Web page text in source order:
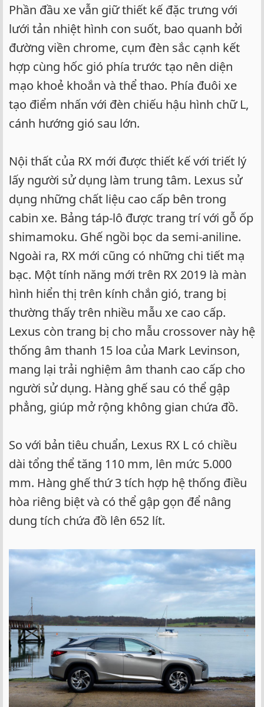
Phần đầu xe vẫn giữ thiết kế đặc trưng với
lưới tản nhiệt hình con suốt, bao quanh bởi
đường viền chrome, cụm đèn sắc cạnh kết
hợp cùng hốc gió phía trước tạo nên diện
mạo khoẻ khoắn và thể thao. Phía đuôi xe
tạo điểm nhấn với đèn chiếu hậu hình chữ L,
cánh hướng gió sau lớn.
Nội thất của RX mới được thiết kế với triết lý
lấy người sử dụng làm trung tâm. Lexus sử
dụng những chất liệu cao cấp bên trong
cabin xe. Bảng táp-lô được trang trí với gỗ ốp
shimamoku. Ghế ngồi bọc da semi-aniline.
Ngoài ra, RX mới cũng có những chi tiết mạ
bạc. Một tính năng mới trên RX 2019 là màn
hình hiển thị trên kính chắn gió, trang bị
thường thấy trên nhiều mẫu xe cao cấp.
Lexus còn trang bị cho mẫu crossover này hệ
thống âm thanh 15 loa của Mark Levinson,
mang lại trải nghiệm âm thanh cao cấp cho
người sử dụng. Hàng ghế sau có thể gập
phẳng, giúp mở rộng không gian chứa đồ.
So với bản tiêu chuẩn, Lexus RX L có chiều
dài tổng thể tăng 110 mm, lên mức 5.000
mm. Hàng ghế thứ 3 tích hợp hệ thống điều
hòa riêng biệt và có thể gập gọn để nâng
dung tích chứa đồ lên 652 lít.